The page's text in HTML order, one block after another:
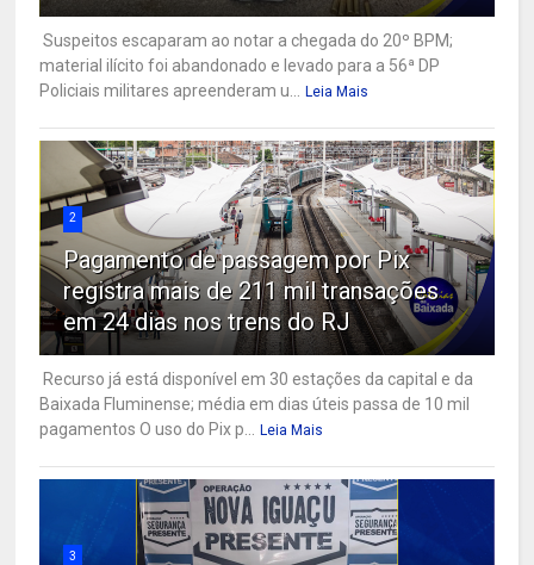
Suspeitos escaparam ao notar a chegada do 20º BPM;
material ilícito foi abandonado e levado para a 56ª DP
Policiais militares apreenderam u... Leia Mais
2
Pagamento de passagem por Pix
registra mais de 211 mil transações
em 24 dias nos trens do RJ
Recurso já está disponível em 30 estações da capital e da
Baixada Fluminense; média em dias úteis passa de 10 mil
pagamentos O uso do Pix p... Leia Mais
3